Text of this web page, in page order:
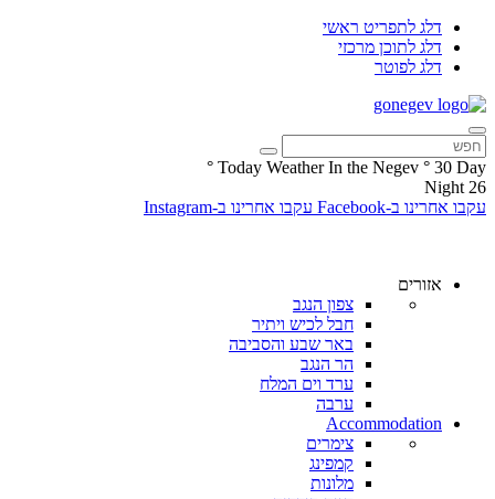
דלג לתפריט ראשי
דלג לתוכן מרכזי
דלג לפוטר
Today Weather In the Negev ° 30 Day
°
26
Night
עקבו אחרינו ב-Facebook
עקבו אחרינו ב-Instagram
אזורים
צפון הנגב
חבל לכיש ויתיר
באר שבע והסביבה
הר הנגב
ערד וים המלח
ערבה
Accommodation
צימרים
קמפינג
מלונות